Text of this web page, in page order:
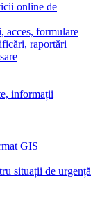
online de
acces, formulare
raportări
informații
GIS
situații de urgență